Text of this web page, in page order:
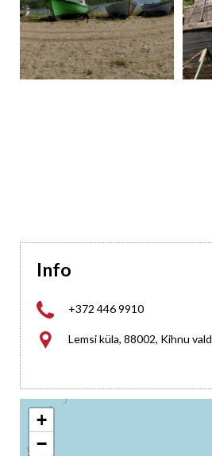
Info
 +372 446 9910
 Lemsi küla, 88002, Kihnu vald
+
−